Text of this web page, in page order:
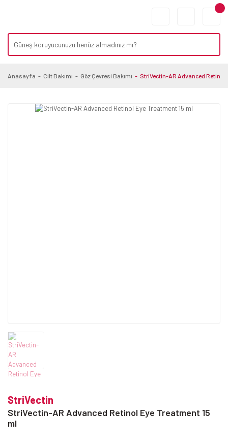
Anasayfa Cilt Bakımı Göz Çevresi Bakımı StriVectin-AR Advanced Retinol
StriVectin
StriVectin-AR Advanced Retinol Eye Treatment 15
ml